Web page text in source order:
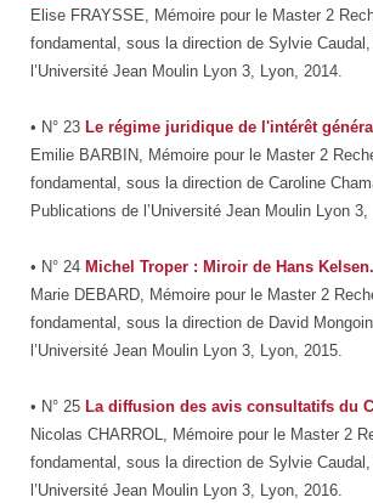
Elise FRAYSSE, Mémoire pour le Master 2
fondamental, sous la direction de Sylvie
l’Université Jean Moulin Lyon 3, Lyon, 2014.
• N° 23 Le régime juridique de l'intérêt
Emilie BARBIN, Mémoire pour le Master 2
fondamental, sous la direction de Caroline
Publications de l’Université Jean Moulin Lyon
• N° 24 Michel Troper : Miroir de Hans Kelsen.
Marie DEBARD, Mémoire pour le Master 2
fondamental, sous la direction de David
l’Université Jean Moulin Lyon 3, Lyon, 2015.
• N° 25 La diffusion des avis consultatifs du
Nicolas CHARROL, Mémoire pour le Master 2
fondamental, sous la direction de Sylvie
l’Université Jean Moulin Lyon 3, Lyon, 2016.